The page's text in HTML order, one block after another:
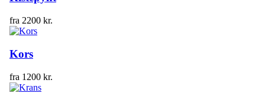
fra 2200 kr.
Kors
fra 1200 kr.